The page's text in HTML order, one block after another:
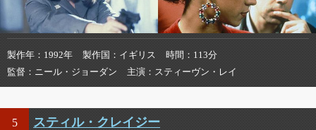
製作年 1992年 製作国 イギリス 時間
113分
監督
ニール・ジョーダン 主演 スティーヴン・レイ
5 スティル・クレイジー